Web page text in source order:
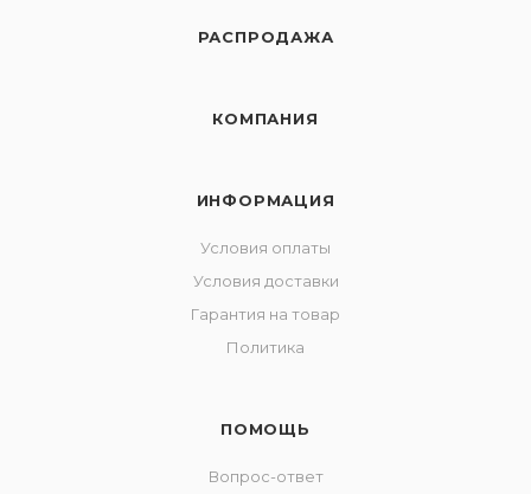
РАСПРОДАЖА
КОМПАНИЯ
ИНФОРМАЦИЯ
Условия оплаты
Условия доставки
Гарантия на товар
Политика
ПОМОЩЬ
Вопрос-ответ